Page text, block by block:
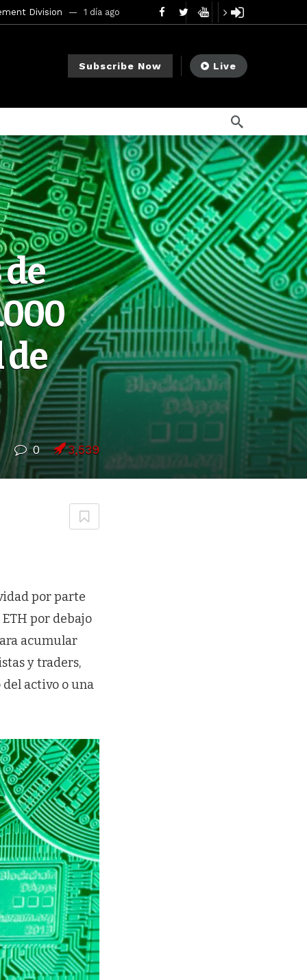
1 semana ago
ago
17 horas ago
Subscribe Now Live
de
0 3,539
por parte
por debajo
acumular
y traders,
activo o una